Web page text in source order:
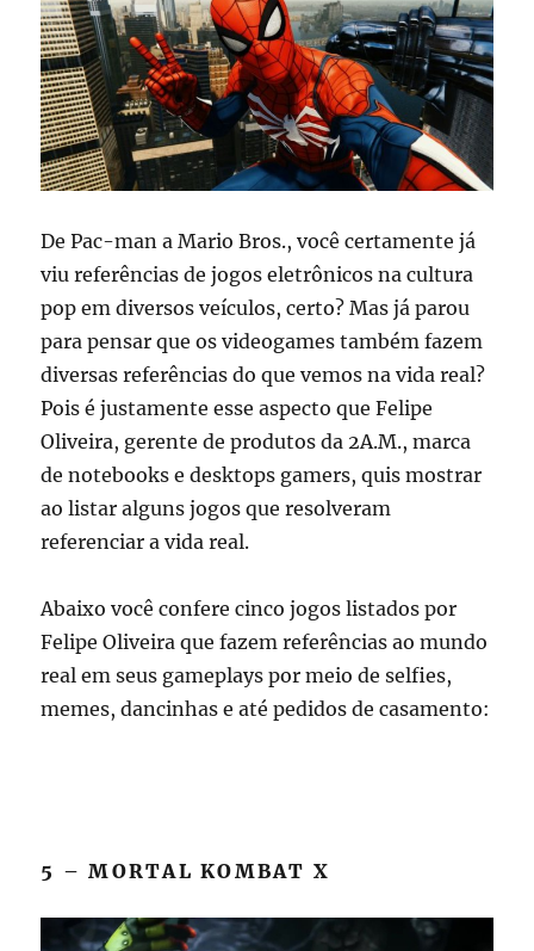
De Pac-man a Mario Bros., você certamente já
viu referências de jogos eletrônicos na cultura
pop em diversos veículos, certo? Mas já parou
para pensar que os videogames também fazem
diversas referências do que vemos na vida real?
Pois é justamente esse aspecto que Felipe
Oliveira, gerente de produtos da 2A.M., marca
de notebooks e desktops gamers, quis mostrar
ao listar alguns jogos que resolveram
referenciar a vida real.
Abaixo você confere cinco jogos listados por
Felipe Oliveira que fazem referências ao mundo
real em seus gameplays por meio de selfies,
memes, dancinhas e até pedidos de casamento:
5 – MORTAL KOMBAT X